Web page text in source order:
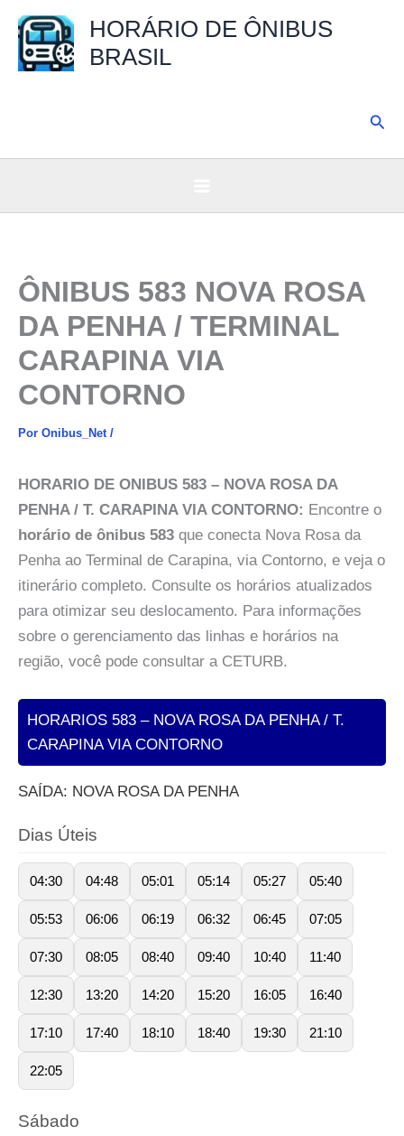
para
HORÁRIO DE ÔNIBUS
BRASIL
ÔNIBUS 583 NOVA ROSA
DA PENHA / TERMINAL
CARAPINA VIA
CONTORNO
Por Onibus_Net /
HORARIO DE ONIBUS 583 – NOVA ROSA DA
PENHA / T. CARAPINA VIA CONTORNO: Encontre o
horário de ônibus 583 que conecta Nova Rosa da
Penha ao Terminal de Carapina, via Contorno, e veja o
itinerário completo. Consulte os horários atualizados
para otimizar seu deslocamento. Para informações
sobre o gerenciamento das linhas e horários na
região, você pode consultar a CETURB.
HORARIOS 583 – NOVA ROSA DA PENHA / T.
CARAPINA VIA CONTORNO
SAÍDA: NOVA ROSA DA PENHA
Dias Úteis
04:30 04:48 05:01 05:14 05:27 05:40
05:53 06:06 06:19 06:32 06:45 07:05
07:30 08:05 08:40 09:40 10:40 11:40
12:30 13:20 14:20 15:20 16:05 16:40
17:10 17:40 18:10 18:40 19:30 21:10
22:05
Sábado